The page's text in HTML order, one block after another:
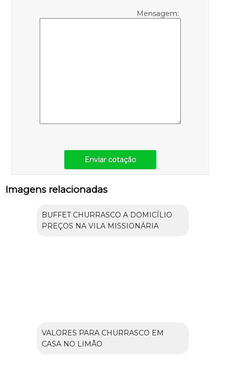
Mensagem:
Enviar cotação
Imagens relacionadas
BUFFET CHURRASCO A DOMICÍLIO
PREÇOS NA VILA MISSIONÁRIA
VALORES PARA CHURRASCO EM
CASA NO LIMÃO